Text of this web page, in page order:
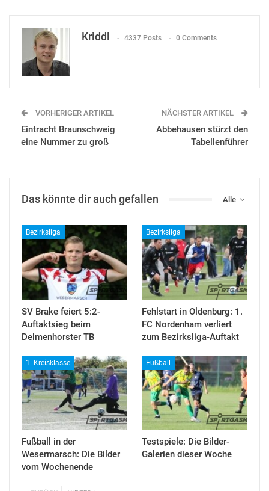
Kriddl 4337 Posts 0 Comments
VORHERIGER ARTIKEL
Eintracht Braunschweig
eine Nummer zu groß
NÄCHSTER ARTIKEL
Abbehausen stürzt den
Tabellenführer
Alle
Das könnte dir auch gefallen
Bezirksliga
SV Brake feiert 5:2-
Auftaktsieg beim
Delmenhorster TB
Bezirksliga
Fehlstart in Oldenburg: 1.
FC Nordenham verliert
zum Bezirksliga-Auftakt
1. Kreisklasse
Fußball in der
Wesermarsch: Die Bilder
vom Wochenende
Fußball
Testspiele: Die Bilder-
Galerien dieser Woche